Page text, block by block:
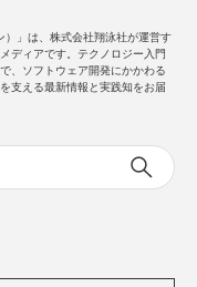
）」は、株式会社翔泳社が運営す
ディアです。テクノロジー入門
、ソフトウェア開発にかかわる
支える最新情報と実践知をお届